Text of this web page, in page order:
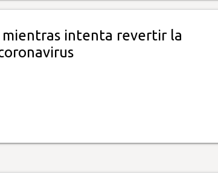
mientras intenta revertir la